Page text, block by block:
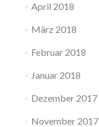
April 2018
März 2018
Februar 2018
Januar 2018
Dezember 2017
November 2017